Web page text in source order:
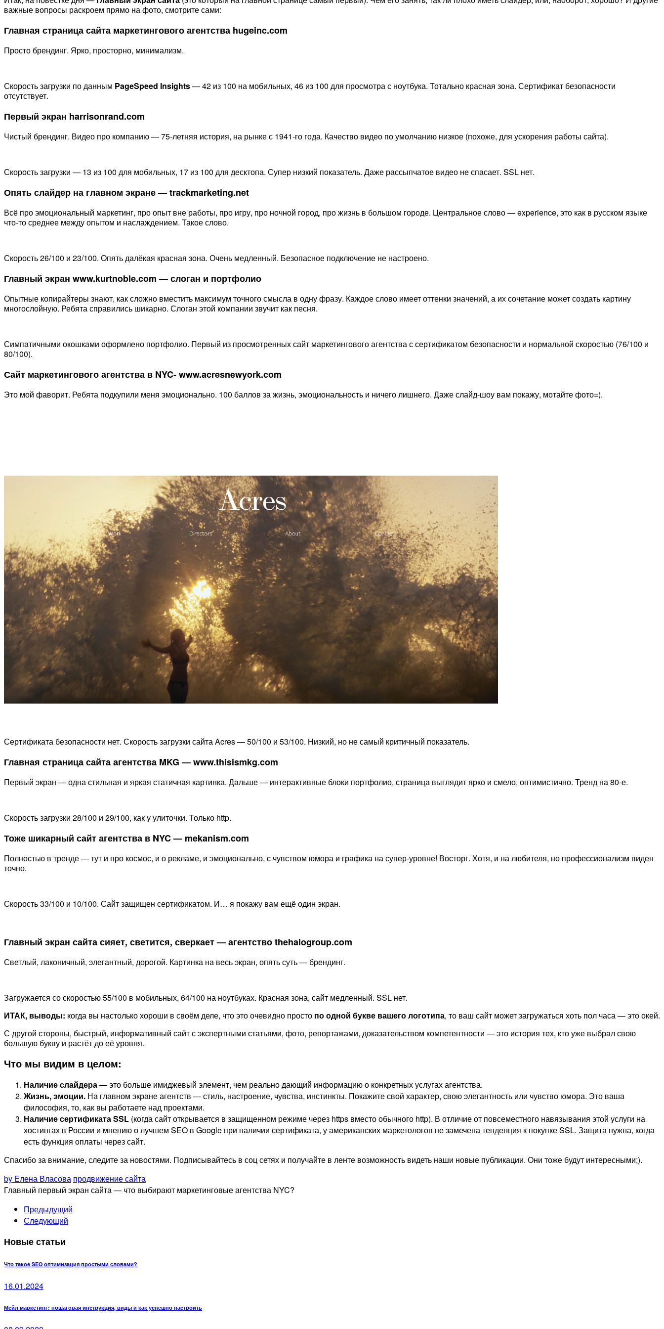
важные вопросы раскроем прямо на фото, смотрите сами:
Главная страница сайта маркетингового агентства hugeinc.com
Просто брендинг. Ярко, просторно, минимализм.
Скорость загрузки по данным PageSpeed Insights— 42 из 100 на мобильных, 46 из 100 для просмотра с ноутбука. Тотально красная зона. Сертификат безопасности
отсутствует.
Первый экран harrisonrand.com
Чистый брендинг. Видео про компанию — 75-летняя история, на рынке с 1941-го года. Качество видео по умолчанию низкое (похоже, для ускорения работы сайта).
Скорость загрузки — 13 из 100 для мобильных, 17 из 100 для десктопа. Супер низкий показатель. Даже рассыпчатое видео не спасает. SSL нет.
Опять слайдер на главном экране — trackmarketing.net
Всё про эмоциональный маркетинг, про опыт вне работы, про игру, про ночной город, про жизнь в большом городе. Центральное слово — experience, это как в русском языке
что-то среднее между опытом и наслаждением. Такое слово.
Скорость 26/100 и 23/100. Опять далёкая красная зона. Очень медленный. Безопасное подключение не настроено.
Главный экран www.kurtnoble.com — слоган и портфолио
Опытные копирайтеры знают, как сложно вместить максимум точного смысла в одну фразу. Каждое слово имеет оттенки значений, а их сочетание может создать картину
многослойную. Ребята справились шикарно. Слоган этой компании звучит как песня.
Симпатичными окошками оформлено портфолио. Первый из просмотренных сайт маркетингового агентства с сертификатом безопасности и нормальной скоростью (76/100 и
80/100).
Сайт маркетингового агентства в NYC- www.acresnewyork.com
Это мой фаворит. Ребята подкупили меня эмоционально. 100 баллов за жизнь, эмоциональность и ничего лишнего. Даже слайд-шоу вам покажу, мотайте фото=).
Сертификата безопасности нет. Скорость загрузки сайта Acres — 50/100 и 53/100. Низкий, но не самый критичный показатель.
Главная страница сайта агентства MKG — www.thisismkg.com
Первый экран — одна стильная и яркая статичная картинка. Дальше — интерактивные блоки портфолио, страница выглядит ярко и смело, оптимистично. Тренд на 80-е.
Скорость загрузки 28/100 и 29/100, как у улиточки. Только http.
Тоже шикарный сайт агентства в NYC — mekanism.com
Полностью в тренде — тут и про космос, и о рекламе, и эмоционально, с чувством юмора и графика на супер-уровне! Восторг. Хотя, и на любителя, но профессионализм виден
точно.
Скорость 33/100 и 10/100. Сайт защищен сертификатом. И… я покажу вам ещё один экран.
Главный экран сайта сияет, светится, сверкает — агентство thehalogroup.com
Светлый, лаконичный, элегантный, дорогой. Картинка на весь экран, опять суть — брендинг.
Загружается со скоростью 55/100 в мобильных, 64/100 на ноутбуках. Красная зона, сайт медленный. SSL нет.
ИТАК, выводы: когда вы настолько хороши в своём деле, что это очевидно просто по одной букве вашего логотипа, то ваш сайт может загружаться хоть пол часа — это окей.
С другой стороны, быстрый, информативный сайт с экспертными статьями, фото, репортажами, доказательством компетентности — это история тех, кто уже выбрал свою
большую букву и растёт до её уровня.
Что мы видим в целом:
Наличие слайдера— это больше имиджевый элемент, чем реально дающий информацию о конкретных услугах агентства.
Жизнь, эмоции. На главном экране агентств — стиль, настроение, чувства, инстинкты. Покажите свой характер, свою элегантность или чувство юмора. Это ваша
философия, то, как вы работаете над проектами.
Наличие сертификата SSL (когда сайт открывается в защищенном режиме через https вместо обычного http). В отличие от повсеместного навязывания этой услуги на
хостингах в России и мнению о лучшем SEO в Google при наличии сертификата, у американских маркетологов не замечена тенденция к покупке SSL. Защита нужна, когда
есть функция оплаты через сайт.
Спасибо за внимание, следите за новостями. Подписывайтесь в соц сетях и получайте в ленте возможность видеть наши новые публикации. Они тоже будут интересными;).
by Елена Власова продвижение сайта
Главный первый экран сайта — что выбирают маркетинговые агентства NYC?
Предыдущий
Следующий
Новые статьи
Что такое SEO оптимизация простыми словами?
16.01.2024
Мейл маркетинг: пошаговая инструкция, виды и как успешно настроить